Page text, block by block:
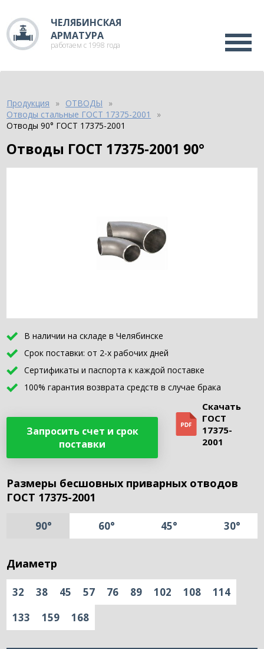
ЧЕЛЯБИНСКАЯ
АРМАТУРА
работаем с 1998 года
Продукция
ОТВОДЫ
Отводы стальные ГОСТ 17375-2001
Отводы 90° ГОСТ 17375-2001
Отводы ГОСТ 17375-2001 90°
В наличии на складе в Челябинске
Срок поставки: от 2-х рабочих дней
Сертификаты и паспорта к каждой поставке
100% гарантия возврата средств в случае брака
Запросить счет и срок
поставки
Скачать
ГОСТ
17375-
2001
Размеры бесшовных приварных отводов
ГОСТ 17375-2001
90° 60° 45° 30°
Диаметр
32 38 45 57 76 89 102 108
114
133
159 168